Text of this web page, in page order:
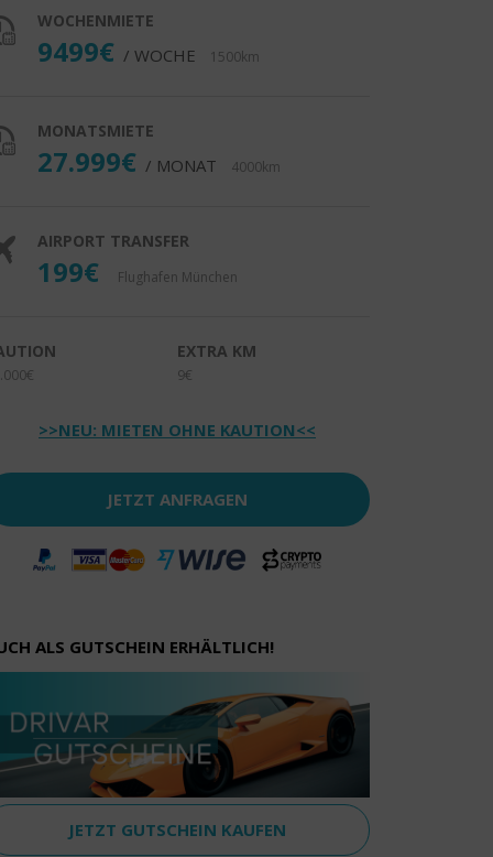
WOCHENMIETE
9499€ / WOCHE 1500km
MONATSMIETE
27.999€ / MONAT 4000km
AIRPORT TRANSFER
199€ Flughafen München
EXTRA KM
9€
>>NEU: MIETEN OHNE KAUTION<<
JETZT ANFRAGEN
ALS GUTSCHEIN ERHÄLTLICH!
JETZT GUTSCHEIN KAUFEN